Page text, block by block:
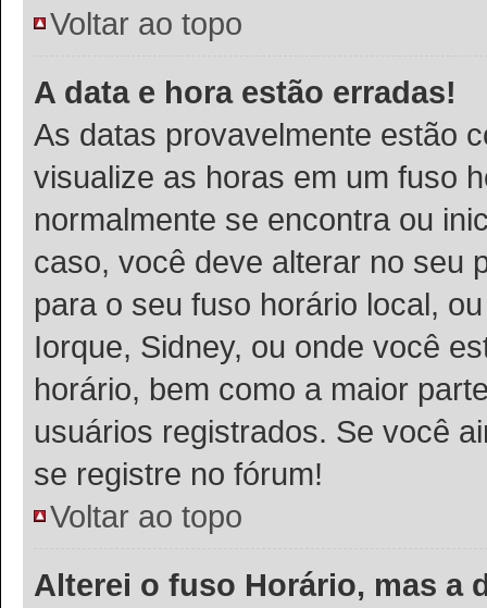
Voltar ao topo
A data e hora estão erradas!
As datas provavelmente estão
visualize as horas em um fuso
normalmente se encontra ou
caso, você deve alterar no seu
para o seu fuso horário local,
Iorque, Sidney, ou onde você
horário, bem como a maior
usuários registrados. Se você
se registre no fórum!
Voltar ao topo
Alterei o fuso Horário, mas a